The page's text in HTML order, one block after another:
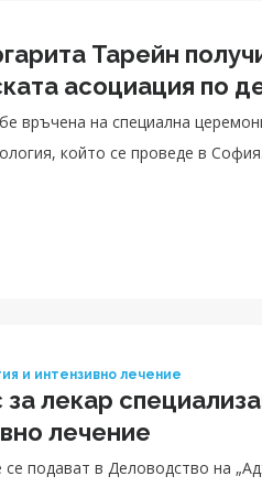
Тарейн
асоциация по
връчена на специална
който се проведе в София.
и интензивно лечение
за лекар
лечение
се подават в Деловодство на